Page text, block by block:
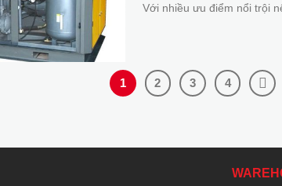
Với nhiều ưu điểm nổi trội
1 2 3 4